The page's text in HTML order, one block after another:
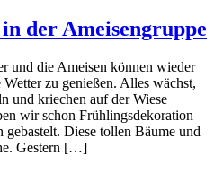
der Ameisengruppe
und die Ameisen können wieder
zu genießen. Alles wächst,
und kriechen auf der Wiese
wir schon Frühlingsdekoration
gebastelt. Diese tollen Bäume und
Gestern […]